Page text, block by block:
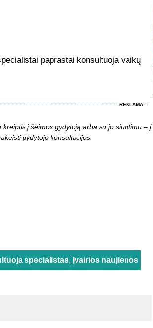
paprastai konsultuoja vaikų
REKLAMA
į šeimos gydytoją arba su jo siuntimu – į
gydytojo konsultacijos.
specialistas, Įvairios naujienos